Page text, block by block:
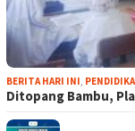
BERITA HARI INI,
Ditopang Bambu,